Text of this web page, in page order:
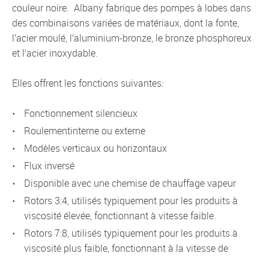
couleur noire. Albany fabrique des pompes à lobes dans
des combinaisons variées de matériaux, dont la fonte,
l’acier moulé, l’aluminium-bronze, le bronze phosphoreux
et l’acier inoxydable.
Elles offrent les fonctions suivantes:
Fonctionnement silencieux
Roulementinterne ou externe
Modèles verticaux ou horizontaux
Flux inversé
Disponible avec une chemise de chauffage vapeur
Rotors 3:4, utilisés typiquement pour les produits à
viscosité élevée, fonctionnant à vitesse faible.
Rotors 7:8, utilisés typiquement pour les produits à
viscosité plus faible, fonctionnant à la vitesse de